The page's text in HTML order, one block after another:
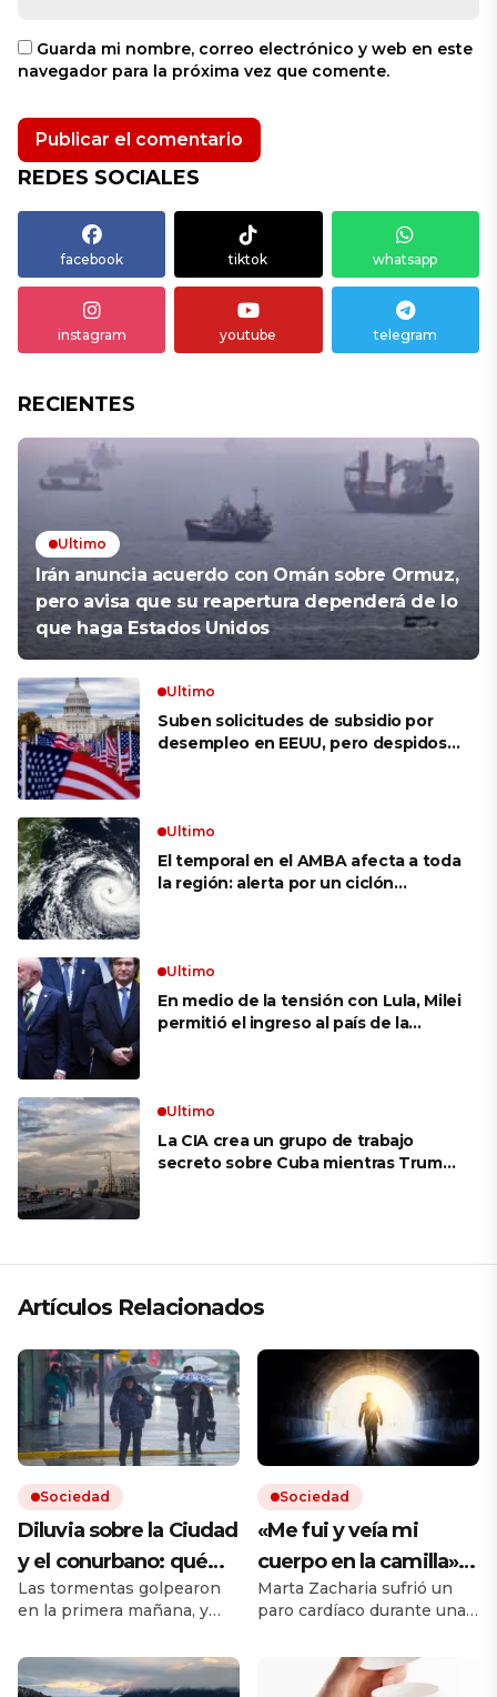
Guarda mi nombre, correo electrónico y web en este
navegador para la próxima vez que comente.
REDES SOCIALES
facebook tiktok whatsapp
instagram youtube telegram
RECIENTES
Ultimo
Irán anuncia acuerdo con Omán sobre Ormuz,
pero avisa que su reapertura dependerá de lo
que haga Estados Unidos
Ultimo
Suben solicitudes de subsidio por
desempleo en EEUU, pero despidos
Ultimo
El temporal en el AMBA afecta a toda
la región: alerta por un ciclón
Ultimo
En medio de la tensión con Lula, Milei
permitió el ingreso al país de la
Ultimo
La CIA crea un grupo de trabajo
secreto sobre Cuba mientras Trump
Artículos Relacionados
Sociedad
Diluvia sobre la Ciudad
y el conurbano: qué
dice el pronóstico para
las próximas horas
Las tormentas golpearon
en la primera mañana, y
jueves. Hay cortes de luz
en el AMBA.
Sociedad
«Me fui y veía mi
cuerpo en la camilla»:
vivió un caso similar al
de Víctor Sueiro y la
ciencia tiene una
explicación
Marta Zacharia sufrió un
paro cardíaco durante una
reanimada. Durante esos
segundos, dice que vio